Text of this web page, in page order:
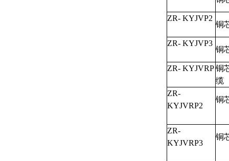
ZR- KYJVP2
铜
ZR- KYJVP3
铜
ZR- KYJVRP 铜
ZR-
KYJVRP2
铜
ZR-
KYJVRP3
铜